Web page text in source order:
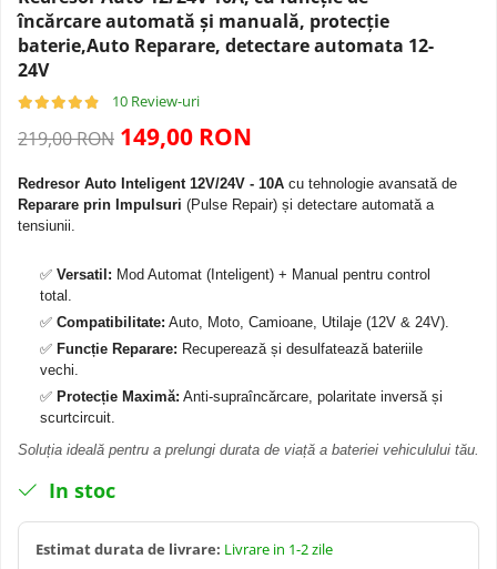
Navigatii Dacia
Navigatii Peugeot
Navigatii BMW
Navigatii Mercedes
Navigatii Fiat
Navigatii Nissan
Navigatii Citroen
Navigatii Suzuki
Navigatii Mitsubishi
Navigatii Volvo
Camera frontala
încărcare automată și manuală, protecție
baterie,Auto Reparare, detectare automata 12-
24V
10 Review-uri
219,00 RON 149,00 RON
Redresor Auto Inteligent 12V/24V - 10A cu tehnologie avansată de
Reparare prin Impulsuri (Pulse Repair) și detectare automată a
tensiunii.
✅ Versatil: Mod Automat (Inteligent) + Manual pentru control
total.
✅ Compatibilitate: Auto, Moto, Camioane, Utilaje (12V & 24V).
✅ Funcție Reparare: Recuperează și desulfatează bateriile
vechi.
✅ Protecție Maximă: Anti-supraîncărcare, polaritate inversă și
scurtcircuit.
Soluția ideală pentru a prelungi durata de viață a bateriei vehiculului tău.
In stoc
Estimat durata de livrare: Livrare in 1-2 zile